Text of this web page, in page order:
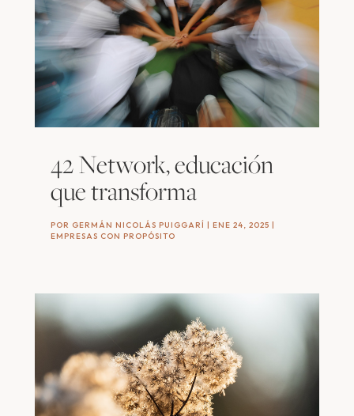
42 Network, educación
que transforma
POR GERMÁN NICOLÁS PUIGGARÍ | ENE 24, 2025 |
EMPRESAS CON PROPÓSITO